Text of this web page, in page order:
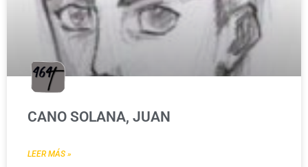
CANO SOLANA, JUAN
LEER MÁS »